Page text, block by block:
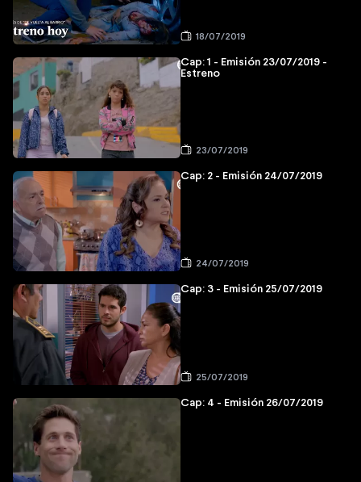
18/07/2019
Cap: 1 - Emisión 23/07/2019 -
Estreno
23/07/2019
Cap: 2 - Emisión 24/07/2019
24/07/2019
Cap: 3 - Emisión 25/07/2019
25/07/2019
Cap: 4 - Emisión 26/07/2019